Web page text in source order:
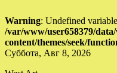
Warning: Undefined
/var/www/user658379/
content/themes/seek/
Skip
Суббота, Авг 8, 2026